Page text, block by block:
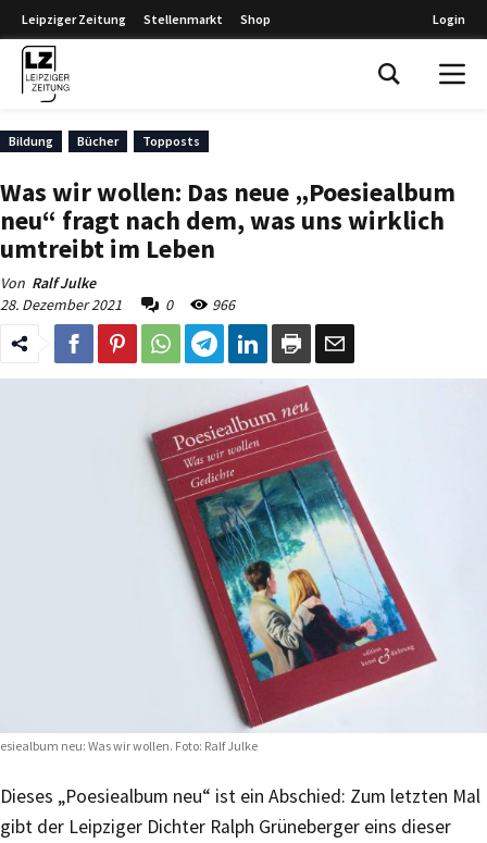
Leipziger Zeitung Stellenmarkt Shop Login
Bildung Bücher Topposts
Was wir wollen: Das neue „Poesiealbum
neu“ fragt nach dem, was uns wirklich
umtreibt im Leben
Von Ralf Julke
28. Dezember 2021
0 966
neu: Was wir wollen. Foto: Ralf Julke
Dieses „Poesiealbum neu“ ist ein Abschied: Zum letzten Mal
gibt der Leipziger Dichter Ralph Grüneberger eins dieser